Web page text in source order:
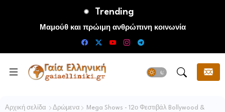
Trending
Μαμούθ και πρώιμη ανθρώπινη κοινωνία
Αρχική σελίδα Δρώμενα
Mega Shows - 12ο Φεστιβάλ Bollywood &